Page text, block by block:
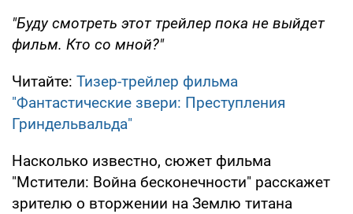
"Буду смотреть этот трейлер пока не выйдет
фильм. Кто со мной?"
Читайте: Тизер-трейлер фильма
"Фантастические звери: Преступления
Гриндельвальда"
Насколько известно, сюжет фильма
"Мстители: Война бесконечности" расскажет
зрителю о вторжении на Землю титана